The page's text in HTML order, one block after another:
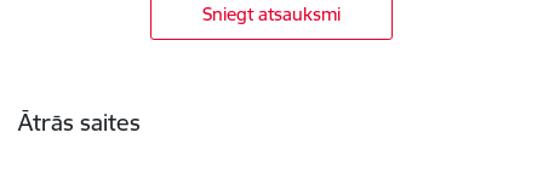
Sniegt atsauksmi
Ātrās saites